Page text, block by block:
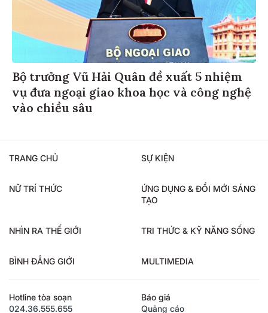
Bộ trưởng Vũ Hải Quân đề xuất 5 nhiệm
vụ đưa ngoại giao khoa học và công nghệ
vào chiều sâu
TRANG CHỦ SỰ KIỆN
NỮ TRÍ THỨC
ỨNG DỤNG & ĐỔI MỚI SÁNG
TẠO
NHÌN RA THẾ GIỚI TRI THỨC & KỸ NĂNG SỐNG
BÌNH ĐẲNG GIỚI MULTIMEDIA
Hotline tòa soạn
024.36.555.655
Báo giá
Quảng cáo